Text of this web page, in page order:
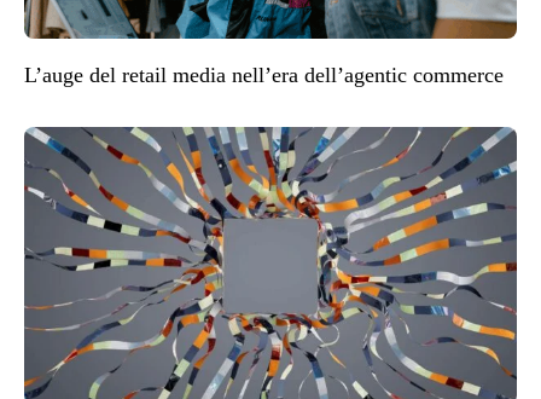
L’auge del retail media nell’era dell’agentic commerce